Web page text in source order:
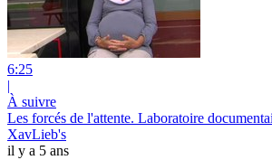
6:25
|
À suivre
Les forcés de l'attente. Laboratoire
XavLieb's
il y a 5 ans